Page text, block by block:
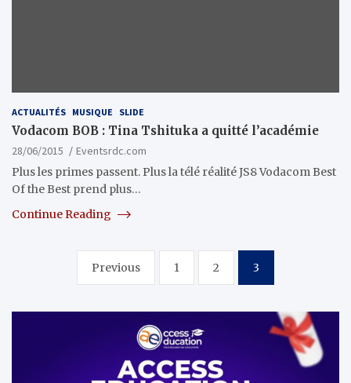
ACTUALITÉS MUSIQUE SLIDE
Vodacom BOB : Tina Tshituka a quitté l’académie
28/06/2015
Eventsrdc.com
Plus les primes passent. Plus la télé réalité JS8 Vodacom Best
Of the Best prend plus…
Continue Reading
Pagination
publications
Previous 1 2 3